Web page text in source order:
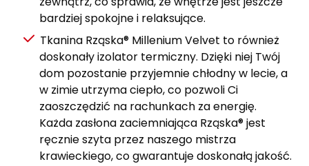
bardziej spokojne i relaksujące.
Tkanina Rząska® Millenium Velvet to również
doskonały izolator termiczny. Dzięki niej Twój
dom pozostanie przyjemnie chłodny w lecie, a
w zimie utrzyma ciepło, co pozwoli Ci
zaoszczędzić na rachunkach za energię.
Każda zasłona zaciemniająca Rząska® jest
ręcznie szyta przez naszego mistrza
krawieckiego, co gwarantuje doskonałą jakość.